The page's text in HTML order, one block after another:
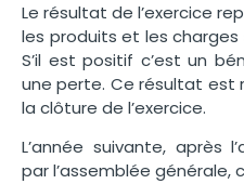
Le résultat de l’exercice
les produits et les charges
S’il est positif c’est un
une perte. Ce résultat est
la clôture de l’exercice.
L’année suivante, après
par l’assemblée